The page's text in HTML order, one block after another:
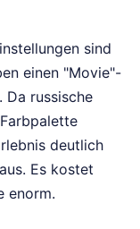
sind
einen "Movie"-
Da russische
deutlich
Es kostet
enorm.